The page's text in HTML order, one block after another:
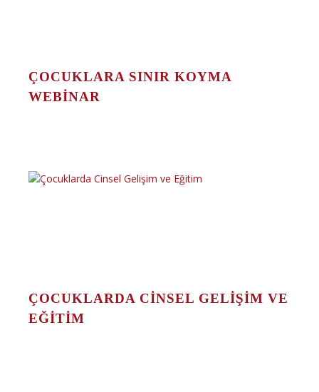
ÇOCUKLARA SINIR KOYMA
WEBINAR
ÇOCUKLARDA CINSEL GELIŞIM VE
EĞITIM